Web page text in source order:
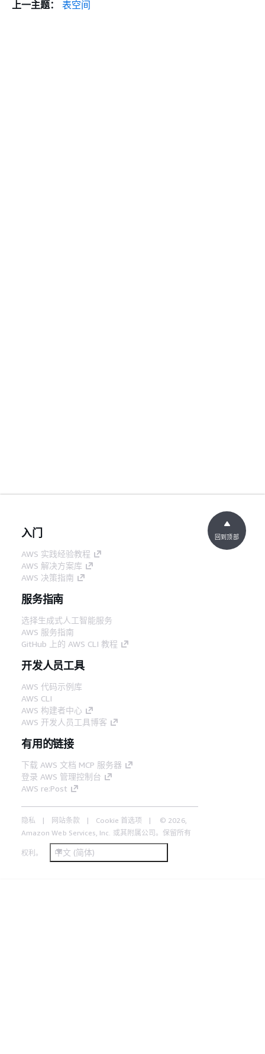
上一主题：
表空间
入门
AWS 实践经验教程
AWS 解决方案库
AWS 决策指南
服务指南
选择生成式人工智能服务
AWS 服务指南
GitHub 上的 AWS CLI 教程
开发人员工具
AWS 代码示例库
AWS CLI
AWS 构建者中心
AWS 开发人员工具博客
有用的链接
下载 AWS 文档 MCP 服务器
登录 AWS 管理控制台
AWS re:Post
隐私 网站条款 Cookie 首选项
© 2026,
Amazon Web Services, Inc. 或其附属公司。保留所有
权利。 中文 (简体)
回到顶部